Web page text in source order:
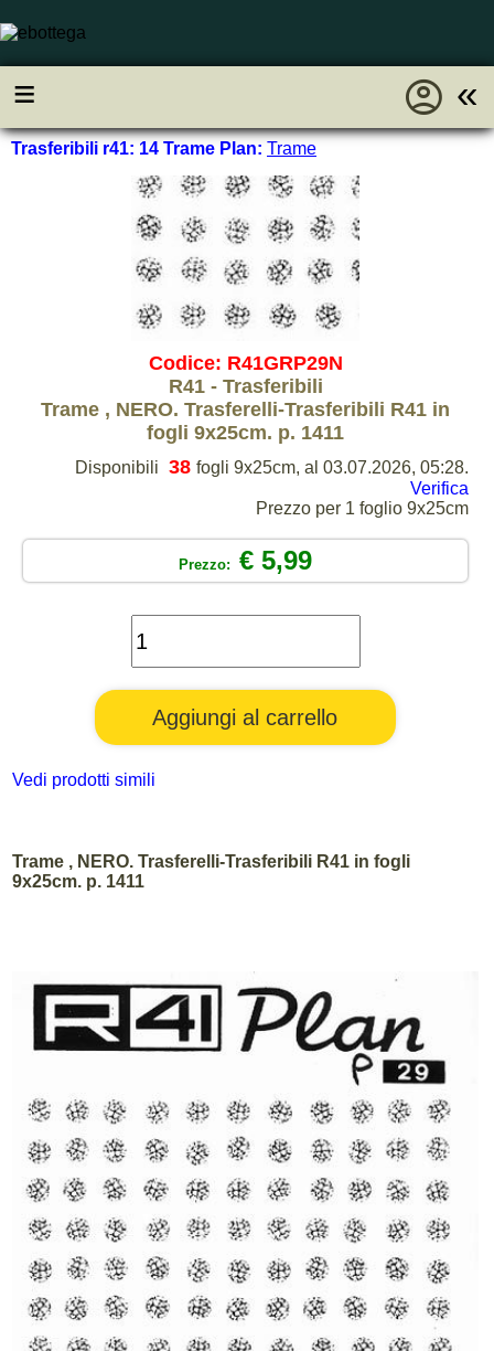
≡ «
account_circle
Trasferibili r41: 14 Trame Plan: Trame
Codice: R41GRP29N
R41 - Trasferibili
Trame , NERO. Trasferelli-Trasferibili R41 in
fogli 9x25cm. p. 1411
Disponibili 38 fogli 9x25cm, al 03.07.2026, 05:28.
Verifica
Prezzo per 1 foglio 9x25cm
Prezzo: € 5,99
Vedi prodotti simili
Trame , NERO. Trasferelli-Trasferibili R41 in fogli
9x25cm. p. 1411